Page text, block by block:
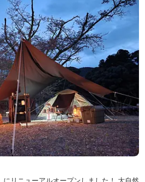
にリニューアルオープンしました！ 大自然